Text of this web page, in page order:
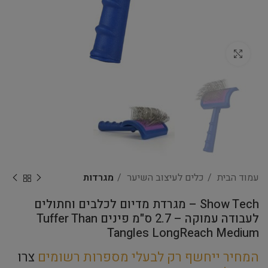
עמוד הבית כלים לעיצוב השיער מגרדות
Show Tech – מגרדת מדיום לכלבים וחתולים
לעבודה עמוקה – 2.7 ס"מ פינים Tuffer Than
Tangles LongReach Medium
המחיר ייחשף רק לבעלי מספרות רשומים צרו